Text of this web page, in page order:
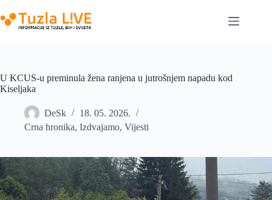
to
content
U KCUS-u preminula žena ranjena u jutrošnjem napadu kod
Kiseljaka
DeSk
18. 05. 2026.
Crna hronika, Izdvajamo, Vijesti